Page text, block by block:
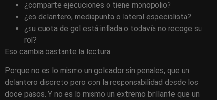
¿comparte ejecuciones o tiene monopolio?
¿es delantero, mediapunta o lateral especialista?
¿su cuota de gol está inflada o todavía no recoge su
rol?
Eso cambia bastante la lectura.
Porque no es lo mismo un goleador sin penales, que un
delantero discreto pero con la responsabilidad desde los
doce pasos. Y no es lo mismo un extremo brillante que un